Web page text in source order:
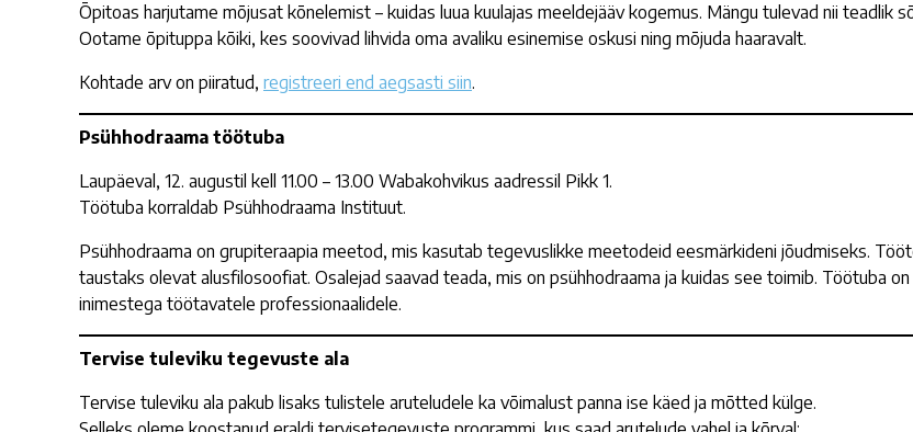
Õpitoas harjutame mõjusat kõnelemist – kuidas luua kuulajas meeldejääv kogemus. Mängu tulevad nii teadlik
Ootame õpituppa kõiki, kes soovivad lihvida oma avaliku esinemise oskusi ning mõjuda haaravalt.
Kohtade arv on piiratud, registreeri end aegsasti siin.
Psühhodraama töötuba
Laupäeval, 12. augustil kell 11.00 – 13.00 Wabakohvikus aadressil Pikk 1.
Töötuba korraldab Psühhodraama Instituut.
Psühhodraama on grupiteraapia meetod, mis kasutab tegevuslikke meetodeid eesmärkideni jõudmiseks.
taustaks olevat alusfilosoofiat. Osalejad saavad teada, mis on psühhodraama ja kuidas see toimib. Töötuba
inimestega töötavatele professionaalidele.
Tervise tuleviku tegevuste ala
Tervise tuleviku ala pakub lisaks tulistele aruteludele ka võimalust panna ise käed ja mõtted külge.